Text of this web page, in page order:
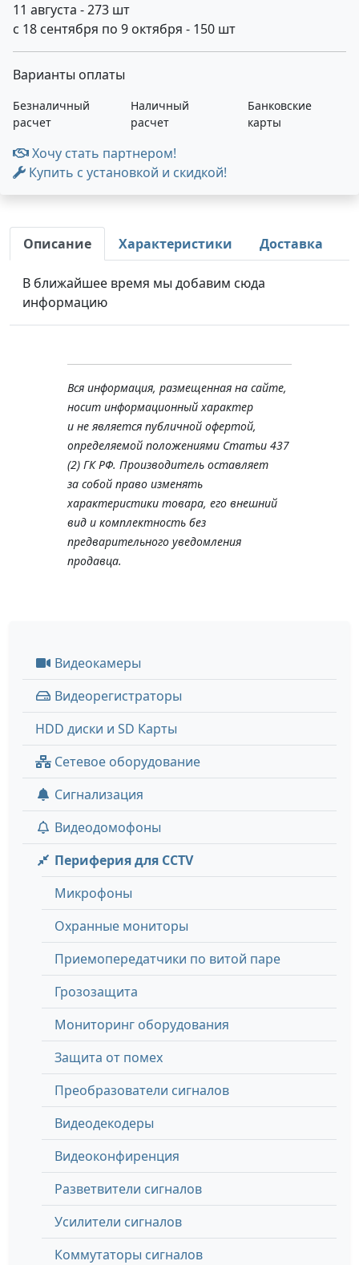
11 августа - 273 шт
с 18 сентября по 9 октября - 150 шт
Варианты оплаты
Безналичный
расчет
Наличный
расчет
Банковские
карты
Хочу стать партнером!
Купить с установкой и скидкой!
Описание Характеристики Доставка
В ближайшее время мы добавим сюда
информацию
Вся информация, размещенная на сайте,
носит информационный характер
и не является публичной офертой,
определяемой положениями Статьи 437
(2) ГК РФ. Производитель оставляет
за собой право изменять
характеристики товара, его внешний
вид и комплектность без
предварительного уведомления
продавца.
Видеокамеры
Видеорегистраторы
HDD диски и SD Карты
Сетевое оборудование
Сигнализация
Видеодомофоны
Периферия для CCTV
Микрофоны
Охранные мониторы
Приемопередатчики по витой паре
Грозозащита
Мониторинг оборудования
Защита от помех
Преобразователи сигналов
Видеодекодеры
Видеоконфиренция
Разветвители сигналов
Усилители сигналов
Коммутаторы сигналов